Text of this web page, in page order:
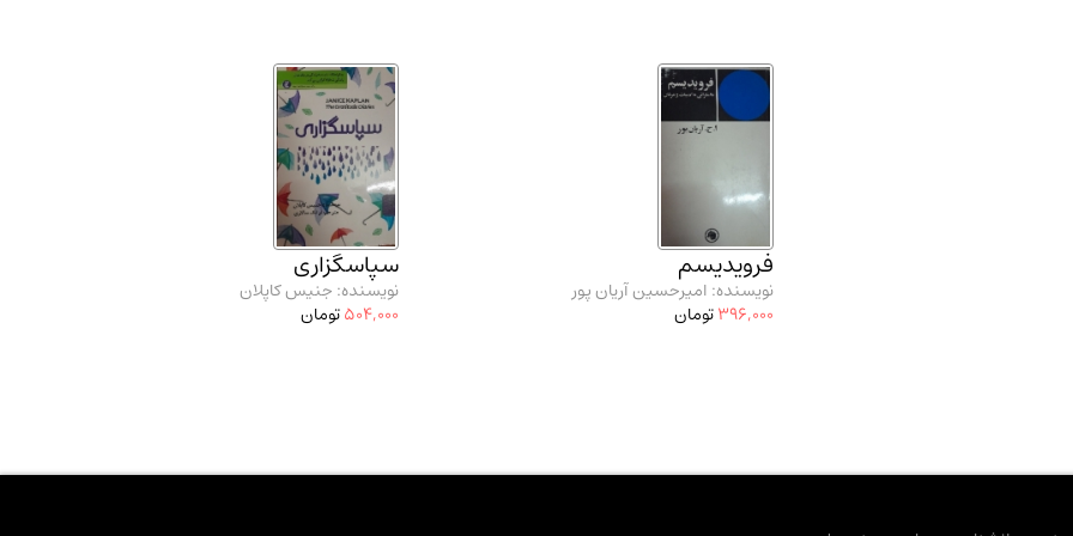
فرویدیسم
نویسنده: امیرحسین آریان پور
396,000تومان
سپاسگزاری
نویسنده: جنیس کاپلان
504,000تومان